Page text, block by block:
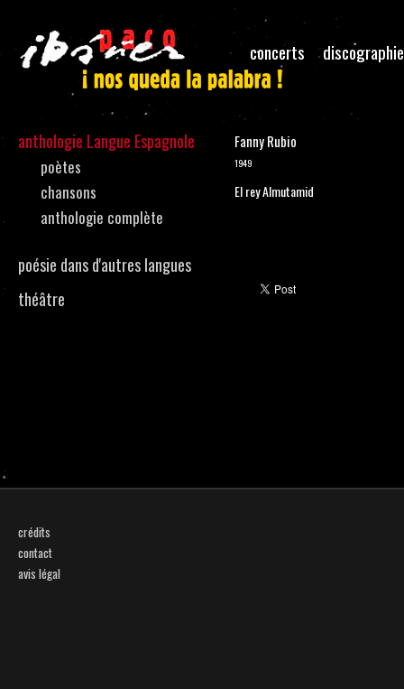
concerts discographie
Fanny Rubio
1949
El rey Almutamid
anthologie Langue Espagnole
poètes
chansons
anthologie complète
poésie dans d'autres langues
théâtre
crédits
contact
avis légal